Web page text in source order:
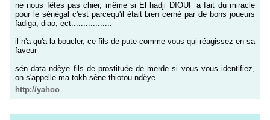
ne nous fêtes pas chier, même si El hadji DIOUF a fait du miracle
pour le sénégal c'est parcequ'il était bien cerné par de bons joueurs
fadiga, diao, ect.................
il n'a qu'a la boucler, ce fils de pute comme vous qui réagissez en sa
faveur
sén data ndèye fils de prostituée de merde si vous vous identifiez,
on s'appelle ma tokh sène thiotou ndèye.
http://yahoo